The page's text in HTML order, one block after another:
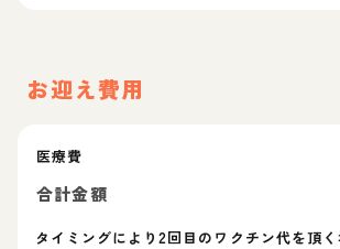
お迎え費用
医療費
合計金額
タイミングにより2回目のワクチン代を頂